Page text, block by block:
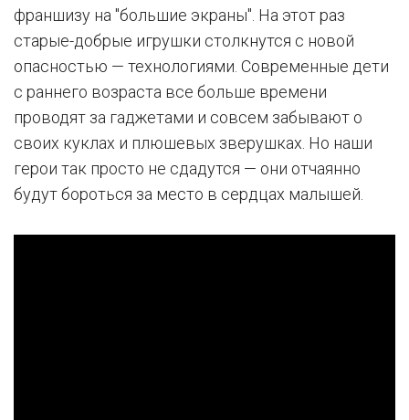
франшизу на "большие экраны". На этот раз
старые-добрые игрушки столкнутся с новой
опасностью — технологиями. Современные дети
с раннего возраста все больше времени
проводят за гаджетами и совсем забывают о
своих куклах и плюшевых зверушках. Но наши
герои так просто не сдадутся — они отчаянно
будут бороться за место в сердцах малышей.